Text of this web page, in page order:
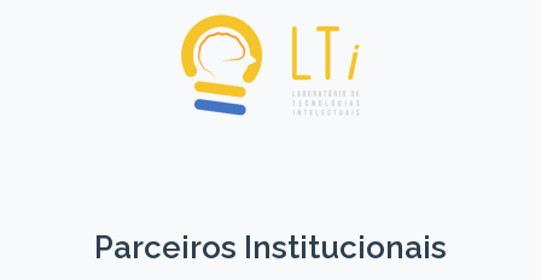
Parceiros Institucionais